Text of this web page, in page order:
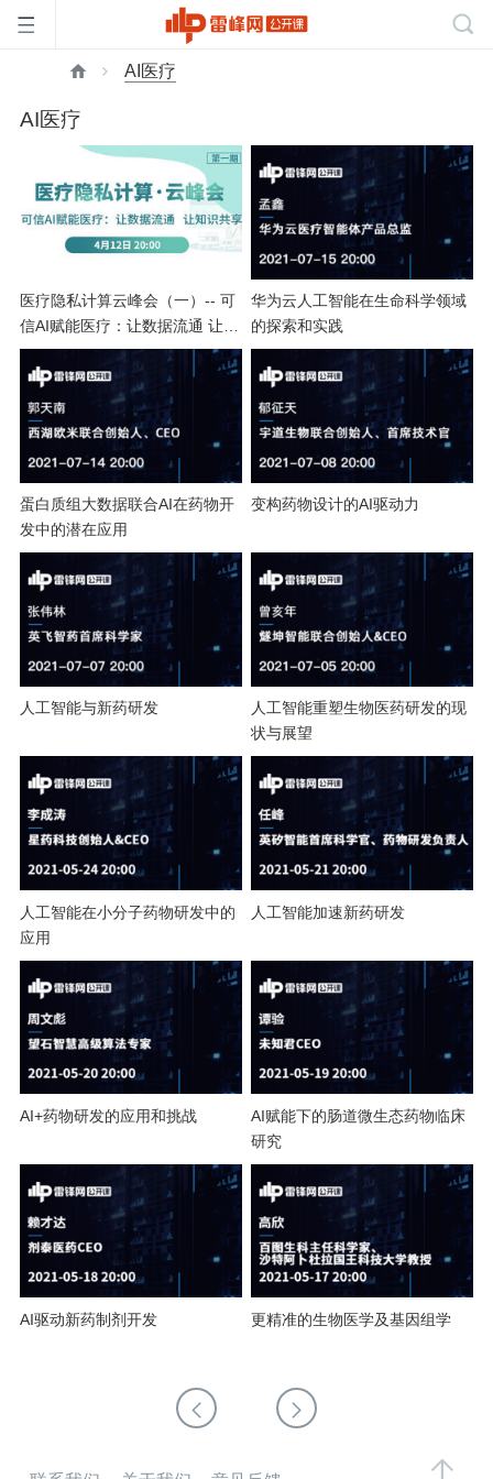
雷
峰
公
开
活
动
中
GAIR
专
AI医疗
AI医疗
医疗隐私计算云峰会（一）-- 可
信AI赋能医疗：让数据流通 让知
识共享
华为云人工智能在生命科学领域
的探索和实践
蛋白质组大数据联合AI在药物开
发中的潜在应用
变构药物设计的AI驱动力
人工智能与新药研发
人工智能重塑生物医药研发的现
状与展望
人工智能在小分子药物研发中的
应用
人工智能加速新药研发
AI+药物研发的应用和挑战
AI赋能下的肠道微生态药物临床
研究
AI驱动新药制剂开发 更精准的生物医学及基因组学